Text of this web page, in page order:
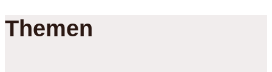
Themen